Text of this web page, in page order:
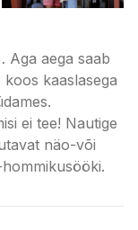
Aga aega saab
kaaslasega
ei tee! Nautige
näo-või